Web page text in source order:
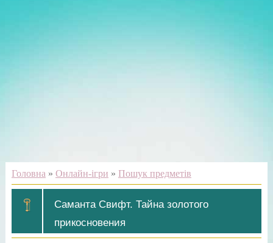
Головна » Онлайн-ігри » Пошук предметів
Саманта Свифт. Тайна золотого
прикосновения